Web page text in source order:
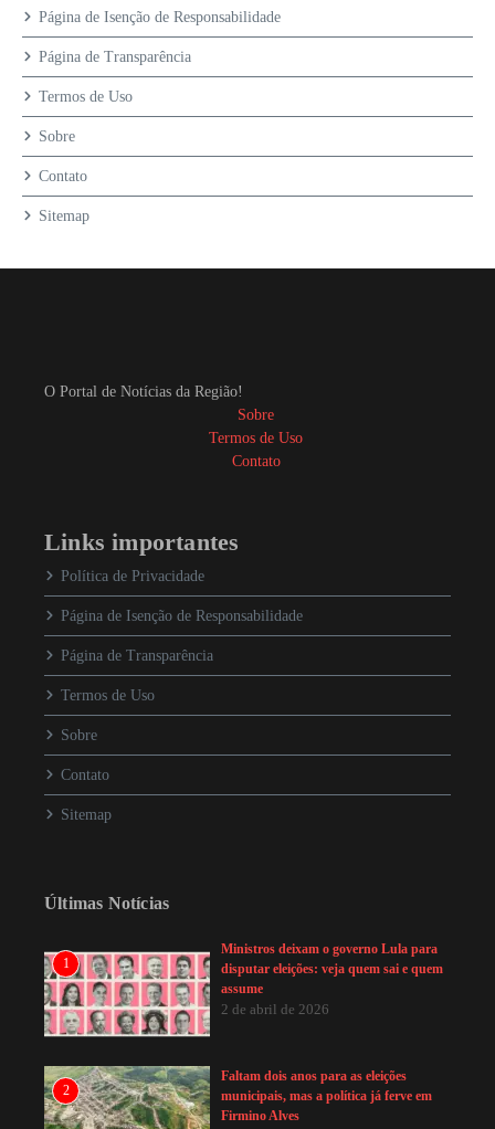
Página de Isenção de Responsabilidade
Página de Transparência
Termos de Uso
Sobre
Contato
Sitemap
O Portal de Notícias da Região!
Sobre
Termos de Uso
Contato
Links importantes
Política de Privacidade
Página de Isenção de Responsabilidade
Página de Transparência
Termos de Uso
Sobre
Contato
Sitemap
Últimas Notícias
1
Ministros deixam o governo Lula para
disputar eleições: veja quem sai e quem
assume
2 de abril de 2026
2
Faltam dois anos para as eleições
municipais, mas a política já ferve em
Firmino Alves